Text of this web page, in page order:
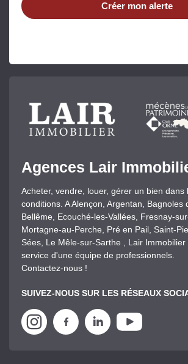
Créer mon alerte
Agences Lair
Acheter, vendre, louer, gérer un bien dans
conditions. A Alençon, Argentan, Bagnoles
Bellême, Ecouché-les-Vallées, Fresnay-
Mortagne-au-Perche, Pré en Pail, Saint-
Sées, Le Mêle-sur-Sarthe , Lair Immobilier
service d'une équipe de professionnels.
Contactez-nous !
SUIVEZ-NOUS SUR LES RÉSEAUX